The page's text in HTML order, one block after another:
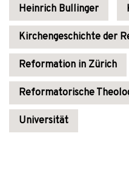
Heinrich Bullinger
Kirchengeschichte der
Reformation in Zürich
Reformatorische
Universität